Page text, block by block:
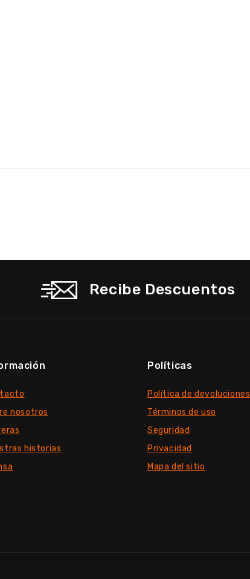
Recibe Descuentos
nosotros
historias
Políticas
Política de devoluciones
Términos de uso
Seguridad
Privacidad
Mapa del sitio